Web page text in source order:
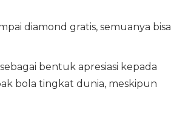
diamond gratis, semuanya bisa
bentuk apresiasi kepada
bola tingkat dunia, meskipun